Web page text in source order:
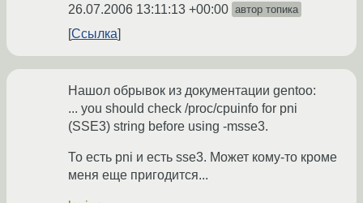
26.07.2006 13:11:13 +00:00 автор топика
Ссылка
Нашол обрывок из документации gentoo:
... you should check /proc/cpuinfo for pni
(SSE3) string before using -msse3.
То есть pni и есть sse3. Может кому-то кроме
меня еще пригодится...